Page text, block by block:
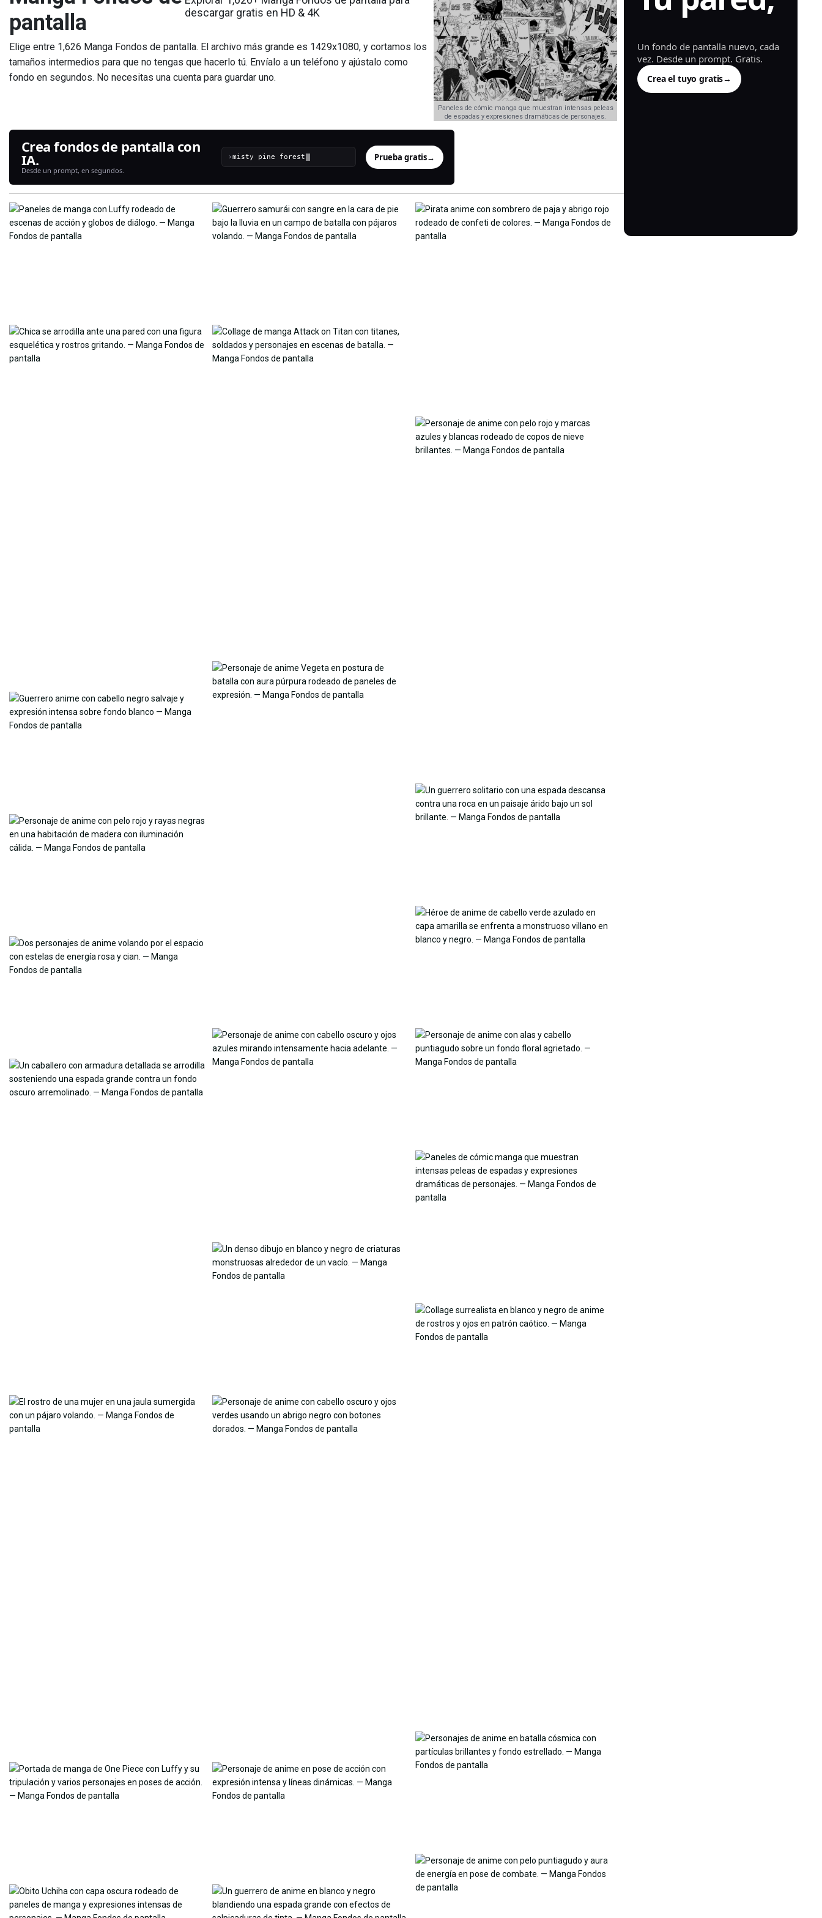
pantalla
descargar gratis en HD & 4K
Elige entre 1,626 Manga Fondos de pantalla. El archivo más grande es 1429x1080, y cortamos los
tamaños intermedios para que no tengas que hacerlo tú. Envíalo a un teléfono y ajústalo como
fondo en segundos. No necesitas una cuenta para guardar uno.
Paneles de cómic manga que muestran intensas peleas
de espadas y expresiones dramáticas de personajes.
Crea fondos de pantalla con
IA.
Desde un prompt, en segundos.
› Prueba gratis→
generada.
Un fondo de pantalla nuevo, cada
vez. Desde un prompt. Gratis.
Crea el tuyo gratis→